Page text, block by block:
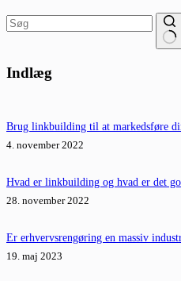
resultater
Indlæg
Brug linkbuilding til at markedsføre
4. november 2022
Hvad er linkbuilding og hvad er det
28. november 2022
Er erhvervsrengøring en massiv
19. maj 2023